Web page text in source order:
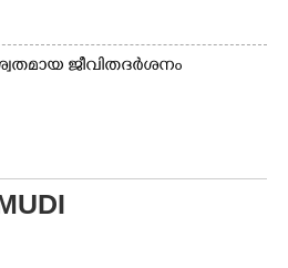
ജീവിതദർശനം